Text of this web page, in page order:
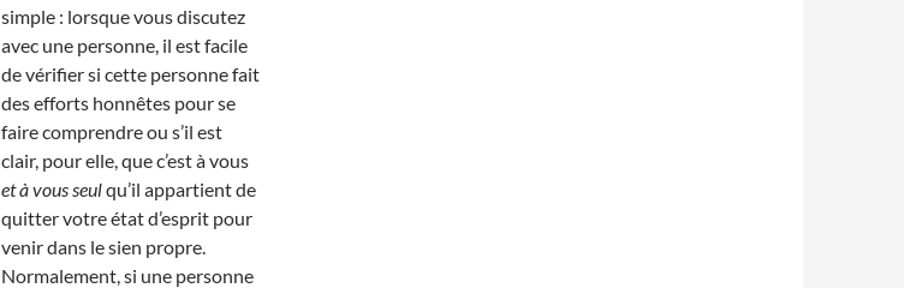
simple : lorsque vous discutez
avec une personne, il est facile
de vérifier si cette personne fait
des efforts honnêtes pour se
faire comprendre ou s’il est
clair, pour elle, que c’est à vous
et à vous seulqu’il appartient de
quitter votre état d’esprit pour
venir dans le sien propre.
Normalement, si une personne